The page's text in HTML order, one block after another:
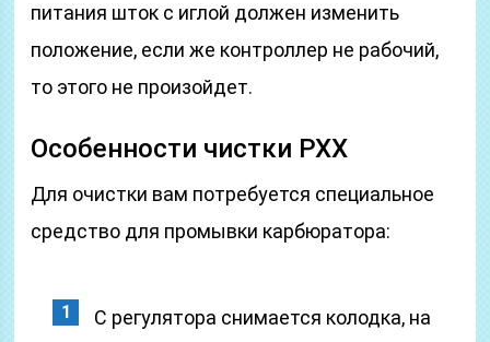
питания шток с иглой должен изменить
положение, если же контроллер не рабочий,
то этого не произойдет.
Особенности чистки РХХ
Для очистки вам потребуется специальное
средство для промывки карбюратора:
С регулятора снимается колодка, на